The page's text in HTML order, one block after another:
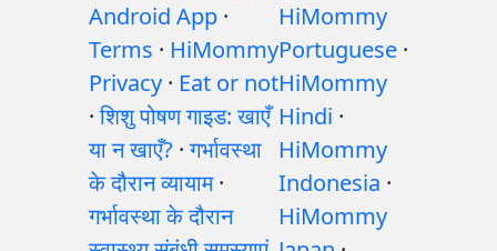
Android App ·
Terms · HiMommy
Privacy · Eat or not
·शिशु पोषण गाइड: खाएँ
या न खाएँ? ·गर्भावस्था
के दौरान व्यायाम·
गर्भावस्था के दौरान
HiMommy
Portuguese ·
HiMommy
Hindi ·
HiMommy
Indonesia ·
HiMommy